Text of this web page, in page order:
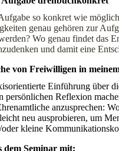
so konkret wie
genau gehören zur
Wo genau findet das
und damit eine
von Freiwilligen in
Einführung über
persönlichen Reflexion
anzusprechen:
neu ausprobieren, um
kleine
dem Seminar mit: